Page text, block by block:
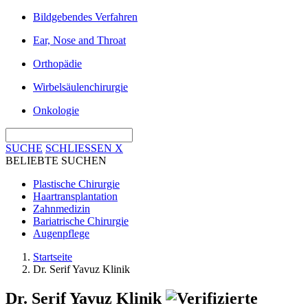
Bildgebendes Verfahren
Ear, Nose and Throat
Orthopädie
Wirbelsäulenchirurgie
Onkologie
SUCHE SCHLIESSEN X
BELIEBTE SUCHEN
Plastische Chirurgie
Haartransplantation
Zahnmedizin
Bariatrische Chirurgie
Augenpflege
Startseite
Dr. Serif Yavuz Klinik
Dr. Serif Yavuz Klinik